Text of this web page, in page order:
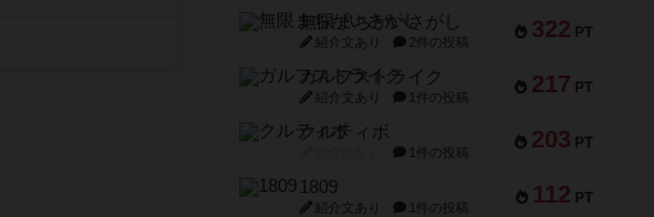
322 PT
無限まちがいさがし
紹介文あり 2件の投稿
217 PT
ガルフストライク
紹介文あり 1件の投稿
203 PT
クルティボ
1件の投稿
112 PT
1809
紹介文あり 1件の投稿